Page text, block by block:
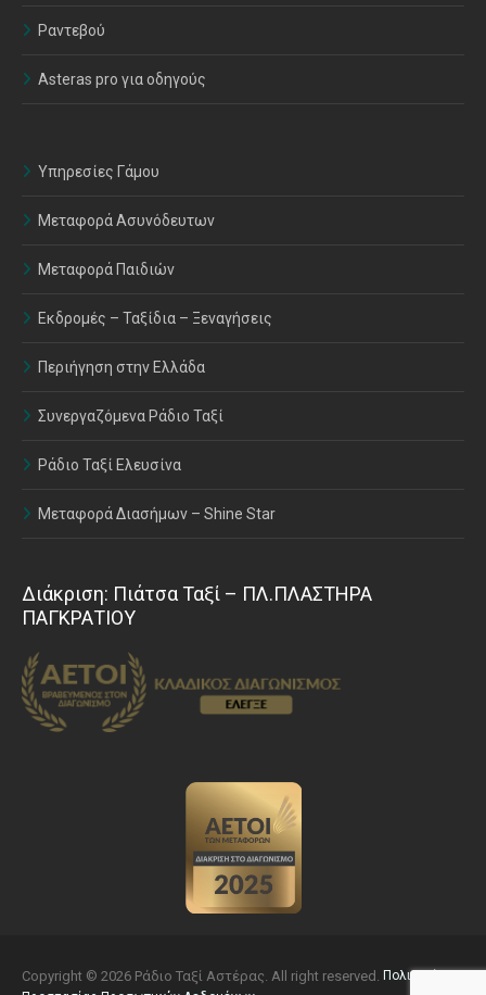
Ραντεβού
Asteras pro για οδηγούς
Υπηρεσίες Γάμου
Μεταφορά Ασυνόδευτων
Μεταφορά Παιδιών
Εκδρομές – Ταξίδια – Ξεναγήσεις
Περιήγηση στην Ελλάδα
Συνεργαζόμενα Ράδιο Ταξί
Ράδιο Ταξί Ελευσίνα
Μεταφορά Διασήμων – Shine Star
Διάκριση: Πιάτσα Ταξί – ΠΛ.ΠΛΑΣΤΗΡΑ
ΠΑΓΚΡΑΤΙΟΥ
Copyright © 2026 Ράδιο Ταξί Αστέρας. All right reserved. Πολιτική